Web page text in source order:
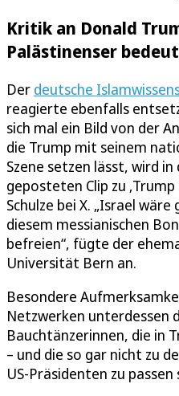
Kritik an Donald
Palästinenser
Der deutsche
reagierte ebenfalls
sich mal ein Bild von der
die Trump mit seinem
Szene setzen lässt, wird
geposteten Clip zu ‚Trump
Schulze bei X. „Israel
diesem messianischen
befreien“, fügte der
Universität Bern an.
Besondere
Netzwerken unterdessen
Bauchtänzerinnen, die in
– und die so gar nicht zu
US-Präsidenten zu passen